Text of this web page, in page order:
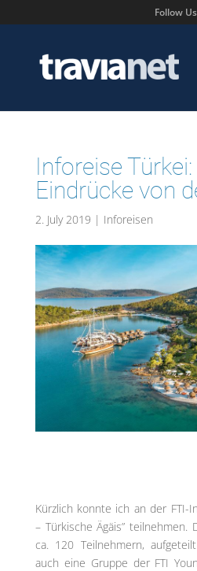
Follow Us
Inforeise
Eindrücke von
2. July 2019 | Inforeisen
Kürzlich konnte ich an der FTI-
– Türkische Ägäis” teilnehmen.
ca. 120 Teilnehmern,
auch eine Gruppe der FTI